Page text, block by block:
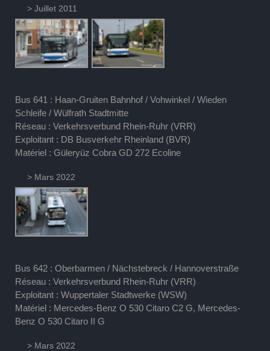
> Juillet 2011
Bus 641 : Haan-Gruiten Bahnhof / Vohwinkel / Wieden
Schleife / Wülfrath Stadtmitte
Réseau : Verkehrsverbund Rhein-Ruhr (VRR)
Exploitant : DB Busverkehr Rheinland (BVR)
Matériel : Güleryüz Cobra GD 272 Ecoline
> Mars 2022
Bus 642 : Oberbarmen / Nächstebreck / Hannoverstraße
Réseau : Verkehrsverbund Rhein-Ruhr (VRR)
Exploitant : Wuppertaler Stadtwerke (WSW)
Matériel : Mercedes-Benz O 530 Citaro C2 G, Mercedes-
Benz O 530 Citaro II G
> Mars 2022